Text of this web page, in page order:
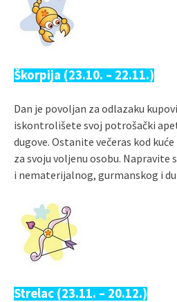
Škorpija (23.10. – 22.11.)
Dan je povoljan za odlazaku
iskontrolišete svoj potrošački
dugove. Ostanite večeras kod
za svoju voljenu osobu.
i nematerijalnog, gurmanskog i
Strelac (23.11. – 20.12.)